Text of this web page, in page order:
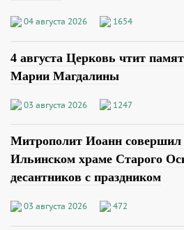
04 августа 2026 1654
4 августа Церковь чтит
Марии Магдалины
03 августа 2026 1247
Митрополит Иоанн
Ильинском храме Старого
десантников с праздником
03 августа 2026 472